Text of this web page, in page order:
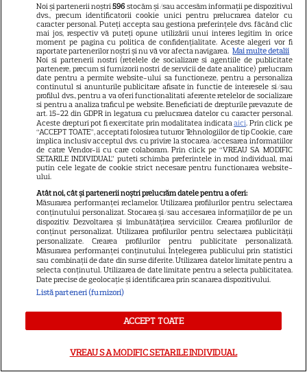
13
promisiune a făcut actorul
după momentele virale în care
a făcut senzație prin dans
13
SKYSHOWTIME
Scarlett Johansson și Kristin
Scott Thomas, din nou mamă
și fiică pe ecran în „My
Mother's Wedding”. Când
apare filmul pe SkyShowtime
9
PRIME VIDEO
Jamie Campbell Bower, starul
din „Stranger Things”, intră în
universul „Stăpânul Inelelor”.
Ce rol legendar va interpreta în
sezonul 3
NETFLIX
„Palatul de Est”, noul fenomen
Noi și partenerii noștri596 stocăm și/sau accesăm informații pe dispozitivul
dvs., precum identificatorii cookie unici pentru prelucrarea datelor cu
caracter personal. Puteți accepta sau gestiona preferințele dvs. făcând clic
mai jos, respectiv vă puteți opune utilizării unui interes legitim în orice
moment pe pagina cu politica de confidențialitate. Aceste alegeri vor fi
raportate partenerilor noștri și nu vă vor afecta navigarea. Mai multe detalii
Noi si partenerii nostri (retelele de socializare si agentiile de publicitate
partenere, precum si furnizorii nostri de servicii de date analitice) prelucram
date pentru a permite website-ului sa functioneze, pentru a personaliza
continutul si anunturile publicitare afisate in functie de interesele si/sau
profilul dvs., pentru a va oferi functionalitati aferente retelelor de socializare
si pentru a analiza traficul pe website. Beneficiati de drepturile prevazute de
art. 15-22 din GDPR in legatura cu prelucrarea datelor cu caracter personal.
Aceste drepturi pot fi exercitate prin modalitatea indicataaici. Prin click pe
“ACCEPT TOATE”, acceptati folosirea tuturor Tehnologiilor de tip Cookie, care
implica inclusiv acceptul dvs. cu privire la stocarea/accesarea informatiilor
de catre Vendor-ii cu care colaboram. Prin click pe “VREAU SA MODIFIC
SETARILE INDIVIDUAL” puteti schimba preferintele in mod individual, mai
putin cele legate de cookie strict necesare pentru functionarea website-
ului.
Atât noi, cât și partenerii noștri prelucrăm datele pentru a oferi:
Măsurarea performanței reclamelor. Utilizarea profilurilor pentru selectarea
conținutului personalizat. Stocarea și/sau accesarea informațiilor de pe un
dispozitiv. Dezvoltarea și îmbunătățirea serviciilor. Crearea profilurilor de
conținut personalizat. Utilizarea profilurilor pentru selectarea publicității
personalizate. Crearea profilurilor pentru publicitate personalizată.
Măsurarea performanței conținutului. Înțelegerea publicului prin statistici
sau combinații de date din surse diferite. Utilizarea datelor limitate pentru a
selecta conținutul. Utilizarea de date limitate pentru a selecta publicitatea.
Date precise de geolocație și identificarea prin scanarea dispozitivului.
Listă parteneri (furnizori)
ACCEPT TOATE
VREAU SA MODIFIC SETARILE INDIVIDUAL